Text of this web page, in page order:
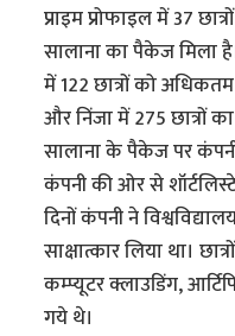
प्राइम प्रोफाइल में 37
सालाना का पैकेज मिला
में 122 छात्रों को
और निंजा में 275 छात्रों
सालाना के पैकेज पर
कंपनी की ओर से
दिनों कंपनी ने
साक्षात्कार लिया था।
कम्प्यूटर क्लाउडिंग,
गये थे।